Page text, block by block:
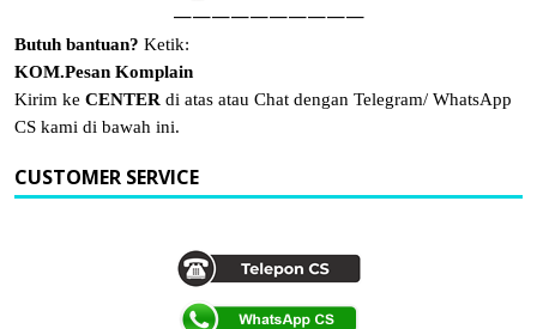
——————————
Butuh bantuan? Ketik:
KOM.Pesan Komplain
Kirim ke CENTER di atas atau Chat dengan Telegram/ WhatsApp
CS kami di bawah ini.
CUSTOMER SERVICE